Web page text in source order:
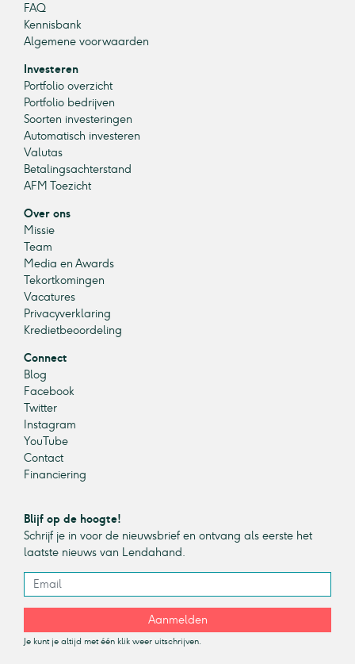
FAQ
Kennisbank
Algemene voorwaarden
Investeren
Portfolio overzicht
Portfolio bedrijven
Soorten investeringen
Automatisch investeren
Valutas
Betalingsachterstand
AFM Toezicht
Over ons
Missie
Team
Media en Awards
Tekortkomingen
Vacatures
Privacyverklaring
Kredietbeoordeling
Connect
Blog
Facebook
Twitter
Instagram
YouTube
Contact
Financiering
Blijf op de hoogte!
Schrijf je in voor de nieuwsbrief en ontvang als eerste het
laatste nieuws van Lendahand.
Aanmelden
Je kunt je altijd met één klik weer uitschrijven.